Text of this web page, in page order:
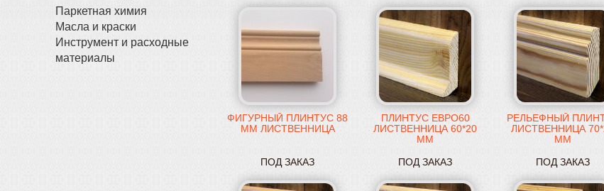
Паркетная химия
Масла и краски
Инструмент и расходные
материалы
ФИГУРНЫЙ ПЛИНТУС 88
ММ ЛИСТВЕННИЦА
ПОД ЗАКАЗ
ПЛИНТУС ЕВРО60
ЛИСТВЕННИЦА 60*20
ММ
ПОД ЗАКАЗ
РЕЛЬЕФНЫЙ
ЛИСТВЕННИЦА
ММ
ПОД ЗАКАЗ